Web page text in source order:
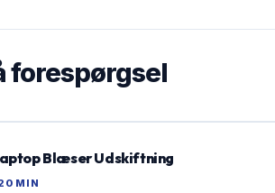
forespørgsel
Blæser Udskiftning
MIN